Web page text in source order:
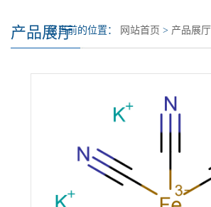
产品展厅您当前的位置： 网站首页 > 产品展厅